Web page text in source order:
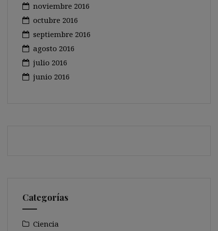
noviembre 2016
octubre 2016
septiembre 2016
agosto 2016
julio 2016
junio 2016
Categorías
Ciencia